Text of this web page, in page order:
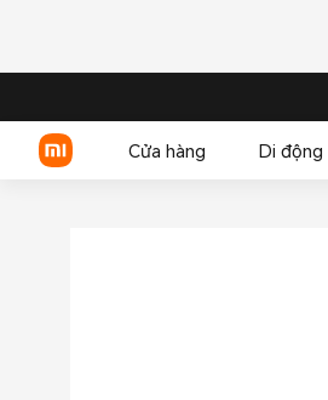
Cửa hàng Di động